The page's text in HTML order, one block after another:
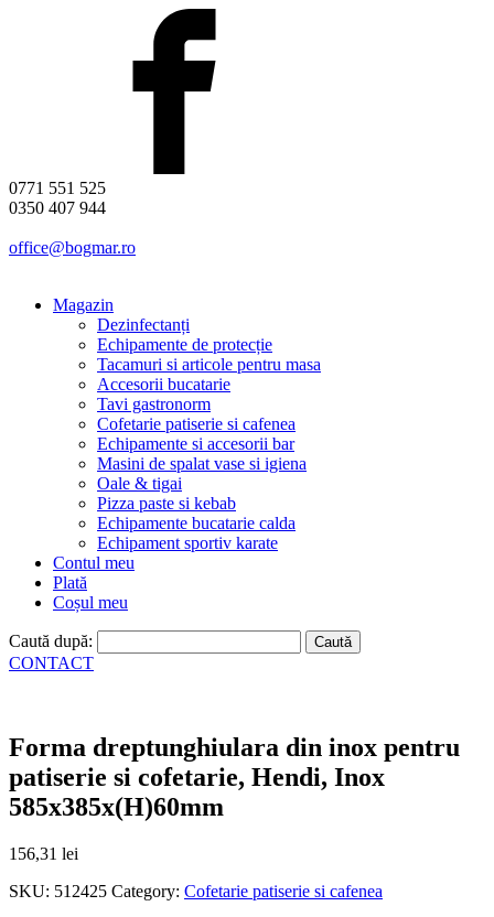
0771 551 525
0350 407 944
office@bogmar.ro
Magazin
Dezinfectanți
Echipamente de protecție
Tacamuri si articole pentru masa
Accesorii bucatarie
Tavi gastronorm
Cofetarie patiserie si cafenea
Echipamente si accesorii bar
Masini de spalat vase si igiena
Oale & tigai
Pizza paste si kebab
Echipamente bucatarie calda
Echipament sportiv karate
Contul meu
Plată
Coșul meu
Caută după:
CONTACT
Forma dreptunghiulara din inox pentru
patiserie si cofetarie, Hendi, Inox
585x385x(H)60mm
156,31 lei
SKU: 512425 Category: Cofetarie patiserie si cafenea